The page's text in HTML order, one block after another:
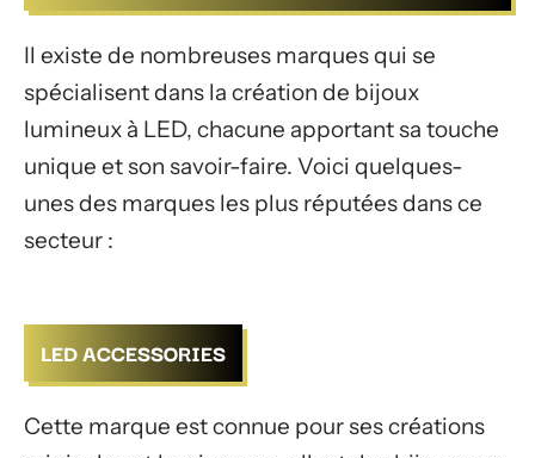
Il existe de nombreuses marques qui se
spécialisent dans la création de bijoux
lumineux à LED, chacune apportant sa touche
unique et son savoir-faire. Voici quelques-
unes des marques les plus réputées dans ce
secteur :
LED ACCESSORIES
Cette marque est connue pour ses créations